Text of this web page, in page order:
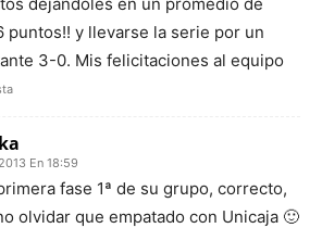
puntos!! y llevarse la serie por un
3-0. Mis felicitaciones al equipo
En 18:59
fase 1ª de su grupo, correcto,
olvidar que empatado con Unicaja 🙂